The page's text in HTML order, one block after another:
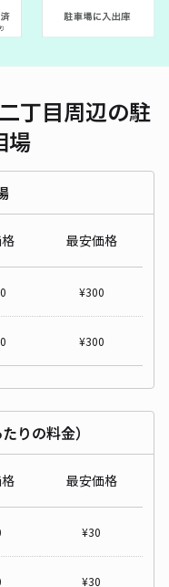
丁目周辺の駐
場
最安価格
¥300
¥300
りの料金）
最安価格
¥30
¥30